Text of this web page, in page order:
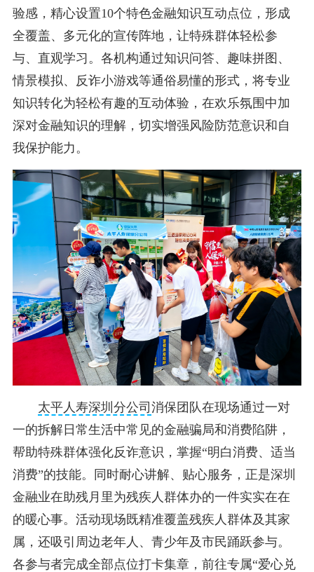
验感，精心设置10个特色金融知识互动点位，形成
全覆盖、多元化的宣传阵地，让特殊群体轻松参
与、直观学习。各机构通过知识问答、趣味拼图、
情景模拟、反诈小游戏等通俗易懂的形式，将专业
知识转化为轻松有趣的互动体验，在欢乐氛围中加
深对金融知识的理解，切实增强风险防范意识和自
我保护能力。
太平人寿深圳分公司 消保团队在现场通过一对
一的拆解日常生活中常见的金融骗局和消费陷阱，
帮助特殊群体强化反诈意识，掌握“明白消费、适当
消费”的技能。同时耐心讲解、贴心服务，正是深圳
金融业在助残月里为残疾人群体办的一件实实在在
的暖心事。活动现场既精准覆盖残疾人群体及其家
属，还吸引周边老年人、青少年及市民踊跃参与。
各参与者完成全部点位打卡集章，前往专属“爱心兑